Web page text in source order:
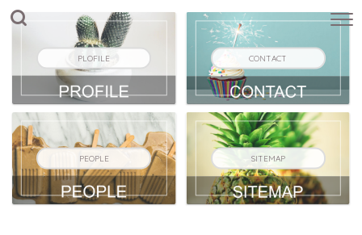
PLOFILE CONTACT
PEOPLE SITEMAP